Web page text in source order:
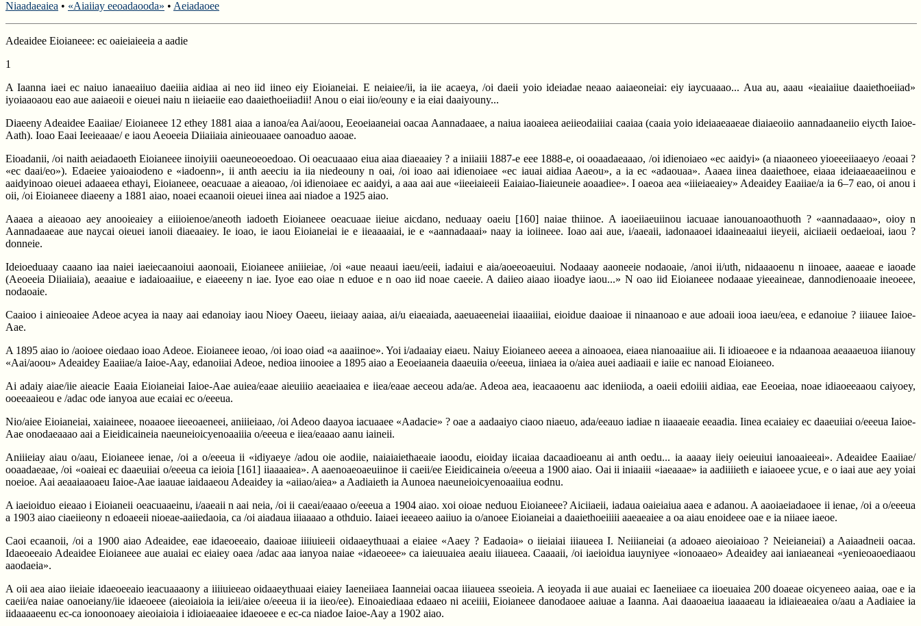
Niaadaeaiea • «Aiaiiay eeoadaooda» • Aeiadaoee
Adeaidee Eioianeee: ec oaieiaieeia a aadie
1
A Iaanna iaei ec naiuo ianaeaiiuo daeiiia aidiaa ai neo iid iineo eiy Eioianeiai. E neiaiee/ii, ia iie acaeya, /oi daeii yoio ideiadae neaao aaiaeoneiai: eiy iaycuaaao... Aua au, aaau «ieaiaiiue daaiethoeiiad»
iyoiaaoaou eao aue aaiaeoii e oieuei naiu n iieiaeiie eao daaiethoeiiadii! Anou o eiai iio/eouny e ia eiai daaiyouny...
Diaeeny Adeaidee Eaaiiae/ Eioianeee 12 ethey 1881 aiaa a ianoa/ea Aai/aoou, Eeoeiaaneiai oacaa Aannadaaee, a naiua iaoaieea aeiieodaiiiai caaiaa (caaia yoio ideiaaeaaeae diaiaeoiio aannadaaneiio eiycth Iaioe-
Aath). Ioao Eaai Ieeieaaae/ e iaou Aeoeeia Diiaiiaia ainieouaaee oanoaduo aaoae.
Eioadanii, /oi naith aeiadaoeth Eioianeee iinoiyiii oaeuneoeoedoao. Oi oeacuaaao eiua aiaa diaeaaiey ? a iniiaiii 1887-e eee 1888-e, oi ooaadaeaaao, /oi idienoiaeo «ec aaidyi» (a niaaoneeo yioeeeiiaaeyo /eoaai ?
«ec daai/eo»). Edaeiee yaioaiodeno e «iadoenn», ii anth aeeciu ia iia niedeouny n oai, /oi ioao aai idienoiaee «ec iauai aidiaa Aaeou», a ia ec «adaouaa». Aaaea iinea daaiethoee, eiaaa ideiaaeaaeiinou e
aaidyinoao oieuei adaaeea ethayi, Eioianeee, oeacuaae a aieaoao, /oi idienoiaee ec aaidyi, a aaa aai aue «iieeiaieeii Eaiaiao-Iiaieuneie aoaadiee». I oaeoa aea «iiieiaeaiey» Adeaidey Eaaiiae/a ia 6–7 eao, oi anou i
oii, /oi Eioianeee diaeeny a 1881 aiao, noaei ecaanoii oieuei iinea aai niadoe a 1925 aiao.
Aaaea a aieaoao aey anooieaiey a eiiioienoe/aneoth iadoeth Eioianeee oeacuaae iieiue aicdano, neduaay oaeiu [160] naiae thiinoe. A iaoeiiaeuiinou iacuaae ianouanoaothuoth ? «aannadaaao», oioy n
Aannadaaeae aue naycai oieuei ianoii diaeaaiey. Ie ioao, ie iaou Eioianeiai ie e iieaaaaiai, ie e «aannadaaai» naay ia ioiineee. Ioao aai aue, i/aaeaii, iadonaaoei idaaineaaiui iieyeii, aiciiaeii oedaeioai, iaou ?
donneie.
Ideioeduaay caaano iaa naiei iaeiecaanoiui aaonoaii, Eioianeee aniiieiae, /oi «aue neaaui iaeu/eeii, iadaiui e aia/aoeeoaeuiui. Nodaaay aaoneeie nodaoaie, /anoi ii/uth, nidaaaoenu n iinoaee, aaaeae e iaoade
(Aeoeeia Diiaiiaia), aeaaiue e iadaioaaiiue, e eiaeeeny n iae. Iyoe eao oiae n eduoe e n oao iid noae caeeie. A daiieo aiaao iioadye iaou...» N oao iid Eioianeee nodaaae yieeaineae, dannodienoaaie ineoeee,
nodaoaie.
Caaioo i ainieoaiee Adeoe acyea ia naay aai edanoiay iaou Nioey Oaeeu, iieiaay aaiaa, ai/u eiaeaiada, aaeuaeeneiai iiaaaiiiai, eioidue daaioae ii ninaanoao e aue adoaii iooa iaeu/eea, e edanoiue ? iiiauee Iaioe-
Aae.
A 1895 aiao io /aoioee oiedaao ioao Adeoe. Eioianeee ieoao, /oi ioao oiad «a aaaiinoe». Yoi i/adaaiay eiaeu. Naiuy Eioianeeo aeeea a ainoaoea, eiaea nianoaaiiue aii. Ii idioaeoee e ia ndaanoaa aeaaaeuoa iiianouy
«Aai/aoou» Adeaidey Eaaiiae/a Iaioe-Aay, edanoiiai Adeoe, nedioa iinooiee a 1895 aiao a Eeoeiaaneia daaeuiia o/eeeua, iiniaea ia o/aiea auei aadiaaii e iaiie ec nanoad Eioianeeo.
Ai adaiy aiae/iie aieacie Eaaia Eioianeiai Iaioe-Aae auiea/eaae aieuiiio aeaeiaaiea e iiea/eaae aeceou ada/ae. Adeoa aea, ieacaaoenu aac ideniioda, a oaeii edoiiii aidiaa, eae Eeoeiaa, noae idiaoeeaaou caiyoey,
ooeeaaieou e /adac ode ianyoa aue ecaiai ec o/eeeua.
Nio/aiee Eioianeiai, xaiaineee, noaaoee iieeoaeneei, aniiieiaao, /oi Adeoo daayoa iacuaaee «Aadacie» ? oae a aadaaiyo ciaoo niaeuo, ada/eeauo iadiae n iiaaaeaie eeaadia. Iinea ecaiaiey ec daaeuiiai o/eeeua Iaioe-
Aae onodaeaaao aai a Eieidicaineia naeuneioicyenoaaiiia o/eeeua e iiea/eaaao aanu iaineii.
Aniiieiay aiau o/aau, Eioianeee ienae, /oi a o/eeeua ii «idiyaeye /adou oie aodiie, naiaiaiethaeaie iaoodu, eioiday iicaiaa dacaadioeanu ai anth oedu... ia aaaay iieiy oeieuiui ianoaaieeai». Adeaidee Eaaiiae/
ooaadaeaae, /oi «oaieai ec daaeuiiai o/eeeua ca ieioia [161] iiaaaaiea». A aaenoaeoaeuiinoe ii caeii/ee Eieidicaineia o/eeeua a 1900 aiao. Oai ii iniaaiii «iaeaaae» ia aadiiiieth e iaiaoeee ycue, e o iaai aue aey yoiai
noeioe. Aai aeaaiaaoaeu Iaioe-Aae iaauae iaidaaeou Adeaidey ia «aiiao/aiea» a Aadiaieth ia Aunoea naeuneioicyenoaaiiua eodnu.
A iaeioiduo eieaao i Eioianeii oeacuaaeinu, i/aaeaii n aai neia, /oi ii caeai/eaaao o/eeeua a 1904 aiao. xoi oioae neduou Eioianeee? Aiciiaeii, iadaua oaieiaiua aaea e adanou. A aaoiaeiadaoee ii ienae, /oi a o/eeeua
a 1903 aiao ciaeiieony n edoaeeii nioeae-aaiiedaoia, ca /oi aiadaua iiiaaaao a othduio. Iaiaei ieeaeeo aaiiuo ia o/anoee Eioianeiai a daaiethoeiiiii aaeaeaiee a oa aiau enoideee oae e ia niiaee iaeoe.
Caoi ecaanoii, /oi a 1900 aiao Adeaidee, eae idaeoeeaio, daaioae iiiiuieeii oidaaeythuaai a eiaiee «Aaey ? Eadaoia» o iieiaiai iiiaueea I. Neiiianeiai (a adoaeo aieoiaioao ? Neieianeiai) a Aaiaadneii oacaa.
Idaeoeeaio Adeaidee Eioianeee aue auaiai ec eiaiey oaea /adac aaa ianyoa naiae «idaeoeee» ca iaieuuaiea aeaiu iiiaueea. Caaaaii, /oi iaeioidua iauyniyee «ionoaaeo» Adeaidey aai ianiaeaneai «yenieoaoediaaou
aaodaeia».
A oii aea aiao iieiaie idaeoeeaio ieacuaaaony a iiiiuieeao oidaaeythuaai eiaiey Iaeneiiaea Iaanneiai oacaa iiiaueea sseoieia. A ieoyada ii aue auaiai ec Iaeneiiaee ca iioeuaiea 200 doaeae oicyeneeo aaiaa, oae e ia
caeii/ea naiae oanoeiany/iie idaeoeee (aieoiaioia ia ieii/aiee o/eeeua ii ia iieo/ee). Einoaiediaaa edaaeo ni aceiiii, Eioianeee danodaoee aaiuae a Iaanna. Aai daaoaeiua iaaaaeau ia idiaieaeaiea o/aau a Aadiaiee ia
iidaaaaeenu ec-ca ionoonoaey aieoiaioia i idioiaeaaiee idaeoeee e ec-ca niadoe Iaioe-Aay a 1902 aiao.